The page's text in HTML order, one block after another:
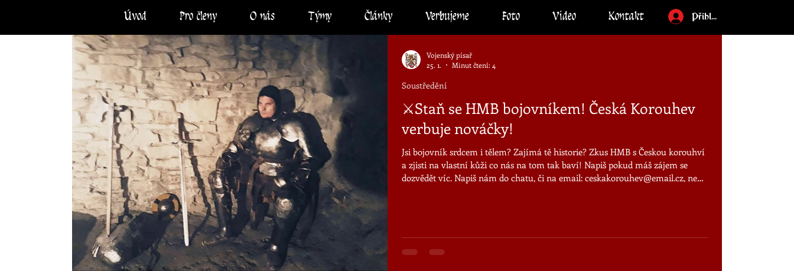
Úvod Pro členy O nás Týmy Články Verbujeme Foto Video Kontakt Přihlásit
⚔️Staň se HMB bojovníkem! Česká Korouhev
verbuje nováčky!
Jsi bojovník srdcem i tělem? Zajímá tě historie? Zkus HMB s Českou korouhví
a zjisti na vlastní kůži co nás na tom tak baví! Napiš pokud máš zájem se
dozvědět víc. Napiš nám do chatu, či na email: ceskakorouhev@email.cz, nebo
Soustředění
Vojenský písař
25. 1.
Minut čtení: 4